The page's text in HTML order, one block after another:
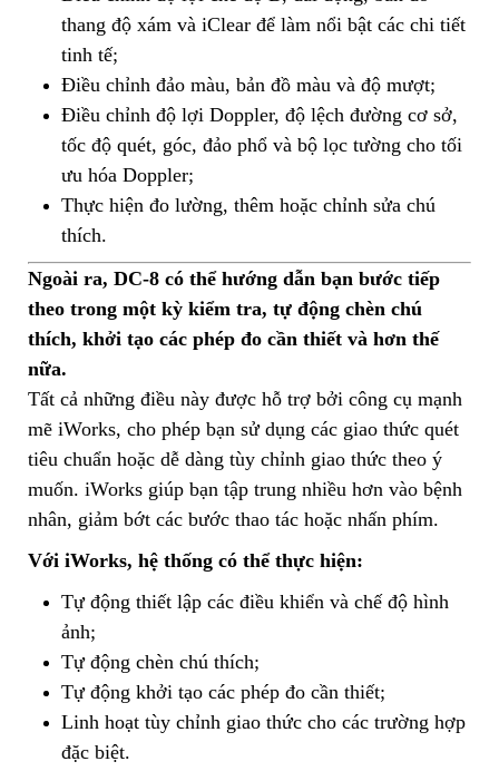
thang độ xám và iClear để làm nổi bật các chi tiết
tinh tế;
Điều chỉnh đảo màu, bản đồ màu và độ mượt;
Điều chỉnh độ lợi Doppler, độ lệch đường cơ sở,
tốc độ quét, góc, đảo phổ và bộ lọc tường cho tối
ưu hóa Doppler;
Thực hiện đo lường, thêm hoặc chỉnh sửa chú
thích.
Ngoài ra, DC-8 có thể hướng dẫn bạn bước tiếp
theo trong một kỳ kiểm tra, tự động chèn chú
thích, khởi tạo các phép đo cần thiết và hơn thế
nữa.
Tất cả những điều này được hỗ trợ bởi công cụ mạnh
mẽ iWorks, cho phép bạn sử dụng các giao thức quét
tiêu chuẩn hoặc dễ dàng tùy chỉnh giao thức theo ý
muốn. iWorks giúp bạn tập trung nhiều hơn vào bệnh
nhân, giảm bớt các bước thao tác hoặc nhấn phím.
Với iWorks, hệ thống có thể thực hiện:
Tự động thiết lập các điều khiển và chế độ hình
ảnh;
Tự động chèn chú thích;
Tự động khởi tạo các phép đo cần thiết;
Linh hoạt tùy chỉnh giao thức cho các trường hợp
đặc biệt.